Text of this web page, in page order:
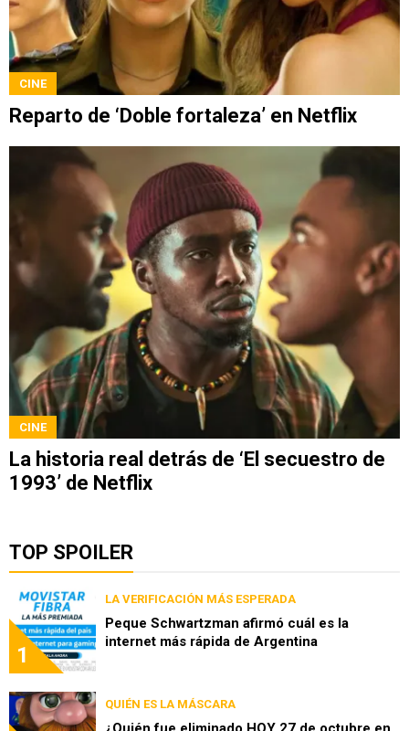
CINE
Reparto de ‘Doble fortaleza’ en Netflix
CINE
La historia real detrás de ‘El secuestro de
1993’ de Netflix
TOP SPOILER
1
LA VERIFICACIÓN MÁS ESPERADA
Peque Schwartzman afirmó cuál es la
internet más rápida de Argentina
QUIÉN ES LA MÁSCARA